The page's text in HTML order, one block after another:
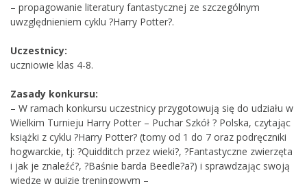
– propagowanie literatury fantastycznej ze szczególnym
uwzględnieniem cyklu ?Harry Potter?.
Uczestnicy:
uczniowie klas 4-8.
Zasady konkursu:
– W ramach konkursu uczestnicy przygotowują się do udziału w
Wielkim Turnieju Harry Potter – Puchar Szkół ? Polska, czytając
książki z cyklu ?Harry Potter? (tomy od 1 do 7 oraz podręczniki
hogwarckie, tj: ?Quidditch przez wieki?, ?Fantastyczne zwierzęta
i jak je znaleźć?, ?Baśnie barda Beedle?a?) i sprawdzając swoją
wiedzę w quizie treningowym –